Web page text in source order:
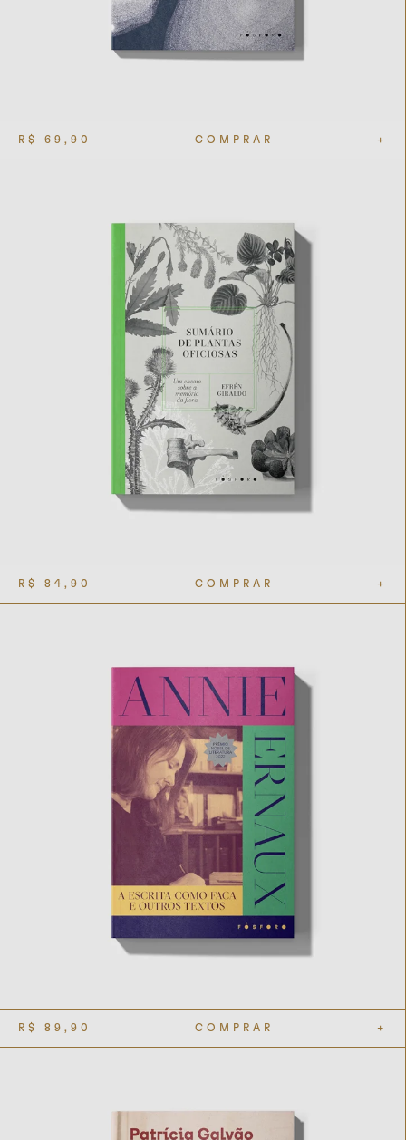
R$ 69,90 COMPRAR +
R$ 84,90 COMPRAR +
R$ 89,90 COMPRAR +